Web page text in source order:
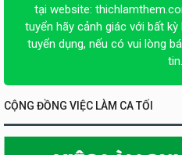
tại website:
tuyển hãy cảnh giác với bất
tuyển dụng, nếu có vui lòng
tin.
CỘNG ĐỒNG VIỆC LÀM CA TỐI